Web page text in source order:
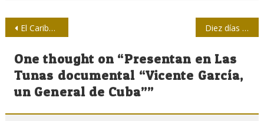
Navegación
de
entradas
El Caribe siempre podrá contar con nuestra amistad: Raúl en cumbre Caricom-Cuba Diez días de puro cine latinoamericano
One thought on “Presentan en Las
Tunas documental “Vicente García,
un General de Cuba””